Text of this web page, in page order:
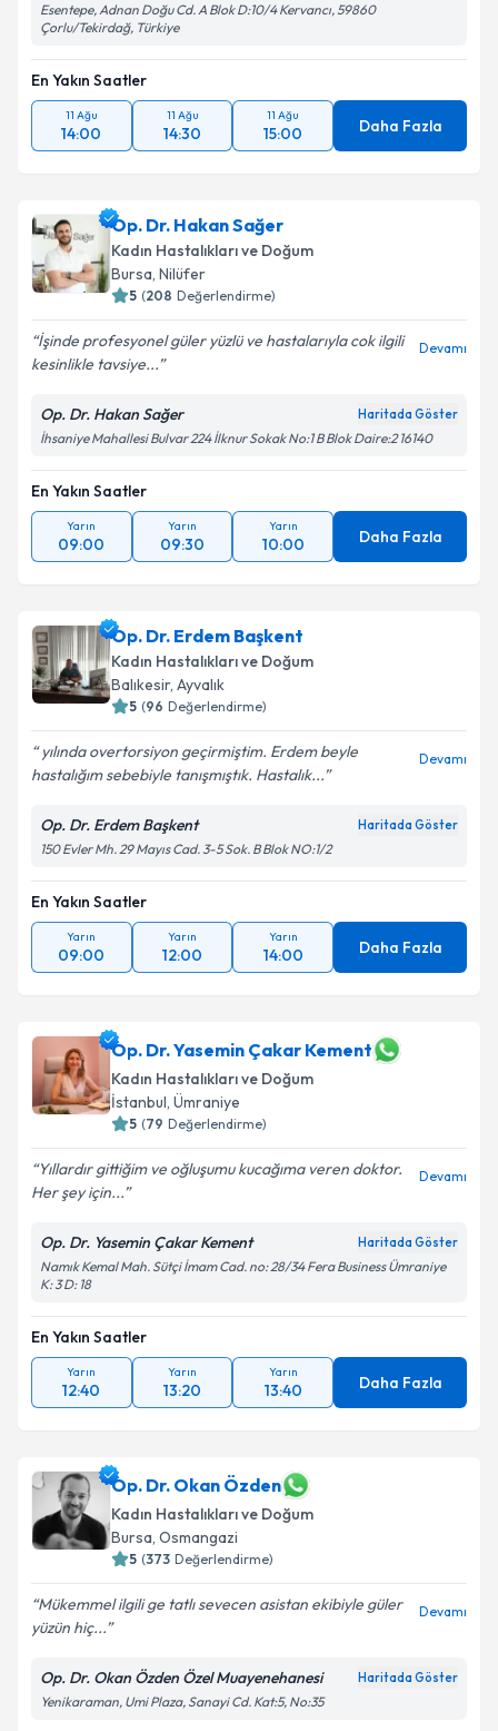
Esentepe, Adnan Doğu Cd. A Blok D:10/4 Kervancı, 59860
Çorlu/Tekirdağ, Türkiye
En Yakın Saatler
11 Ağu
14:00
11 Ağu
14:30
11 Ağu
15:00 Daha Fazla
Op. Dr. Hakan Sağer
Kadın Hastalıkları ve Doğum
Bursa, Nilüfer
5 (208 Değerlendirme)
İşinde profesyonel güler yüzlü ve hastalarıyla cok ilgili
kesinlikle tavsiye...
Devamı
Op. Dr. Hakan Sağer Haritada Göster
İhsaniye Mahallesi Bulvar 224 İlknur Sokak No:1 B Blok Daire:2 16140
En Yakın Saatler
Yarın
09:00
Yarın
09:30
Yarın
10:00 Daha Fazla
Op. Dr. Erdem Başkent
Kadın Hastalıkları ve Doğum
Balıkesir, Ayvalık
5 (96 Değerlendirme)
yılında overtorsiyon geçirmiştim. Erdem beyle
hastalığım sebebiyle tanışmıştık. Hastalık...
Devamı
Op. Dr. Erdem Başkent Haritada Göster
150 Evler Mh. 29 Mayıs Cad. 3-5 Sok. B Blok NO:1/2
En Yakın Saatler
Yarın
09:00
Yarın
12:00
Yarın
14:00 Daha Fazla
Op. Dr. Yasemin Çakar Kement
Kadın Hastalıkları ve Doğum
İstanbul, Ümraniye
5 (79 Değerlendirme)
Yıllardır gittiğim ve oğluşumu kucağıma veren doktor.
Her şey için...
Devamı
Op. Dr. Yasemin Çakar Kement Haritada Göster
Namık Kemal Mah. Sütçi İmam Cad. no: 28/34 Fera Business Ümraniye
K: 3 D: 18
En Yakın Saatler
Yarın
12:40
Yarın
13:20
Yarın
13:40 Daha Fazla
Op. Dr. Okan Özden
Kadın Hastalıkları ve Doğum
Bursa, Osmangazi
5 (373 Değerlendirme)
Mükemmel ilgili ge tatlı sevecen asistan ekibiyle güler
yüzün hiç...
Devamı
Op. Dr. Okan Özden Özel Muayenehanesi Haritada Göster
Yenikaraman, Umi Plaza, Sanayi Cd. Kat:5, No:35